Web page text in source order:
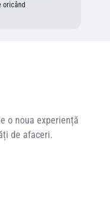
oricând
o noua experiență
de afaceri.